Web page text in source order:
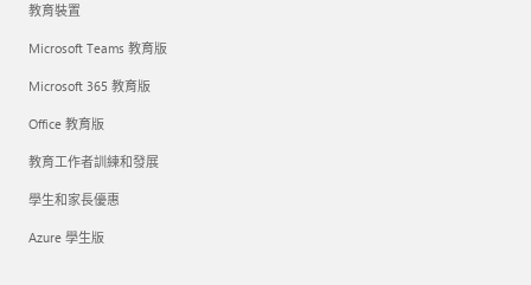
教育裝置
Microsoft Teams 教育版
Microsoft 365 教育版
Office 教育版
教育工作者訓練和發展
學生和家長優惠
Azure 學生版